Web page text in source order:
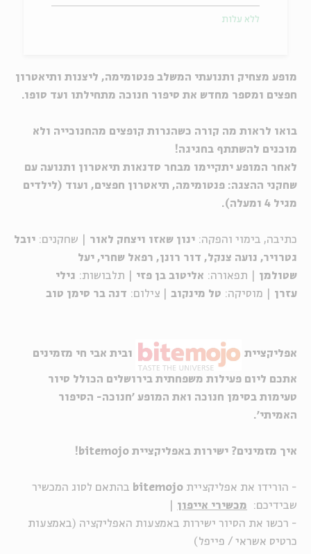
מופע מצחיק ותנועתי המשלב פנטומימה, ליצנות ותיאטרון
חפצים ומספר מחדש את סיפור חנוכה מתחילתו ועד סופו.
בואו לראות מה קורה כשהנרות קופצים מהחנוכייה ולא
מוכנים להשתתף בחגיגה!
לאחר המופע יתקיימו מבחר סדנאות תיאטרון ותנועה עם
שחקני ההצגה: פנטומימה, תיאטרון חפצים, ועוד (לילדים
מגיל 4 ומעלה).
כתיבה, בימוי והפקה: ינון שאזו ויצחק לאור שחקנים: יובל
גטרויר, נועה צנקל, דור רונן, רפאל שחרי, יעל
שטולמן
תפאורה: אליטוב בן פזי | תלבושות: גילי
עזרן
מוסיקה: טל מינקוב צילום: דנה בר סימן טוב
אפליקציית ובית אבי חי מזמינים
אתכם ליום פעילות משפחתית בירושלים הכולל סיור
טעימות בסימן חנוכה ואת המופע 'חנוכה- הסיפור
האמיתי'.
איך מזמינים? ישירות באפליקציית bitemojo
!
- הורידו את אפליקציית bitemojo בהתאם לסוג המכשיר
שבידיכם: מכשירי אייפון
- רכשו את הסיור ישירות באמצעות האפליקציה (באמצעות
כרטיס אשראי / פייפל)
ללא עלות